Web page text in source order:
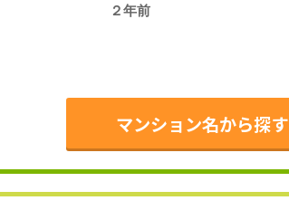
２年前
マンション名から探す